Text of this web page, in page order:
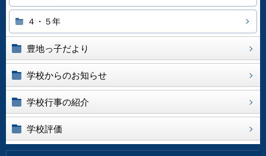
４・５年
豊地っ子だより
学校からのお知らせ
学校行事の紹介
学校評価